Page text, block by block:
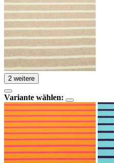
2 weitere
Variante wählen: